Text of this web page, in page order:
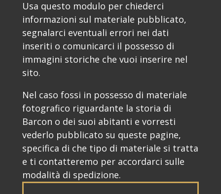
Usa questo modulo per chiederci
informazioni sul materiale pubblicato,
segnalarci eventuali errori nei dati
inseriti o comunicarci il possesso di
immagini storiche che vuoi inserire nel
sito.
Nel caso fossi in possesso di materiale
fotografico riguardante la storia di
Barcon o dei suoi abitanti e vorresti
vederlo pubblicato su queste pagine,
specifica di che tipo di materiale si tratta
e ti contatteremo per accordarci sulle
modalità di spedizione.